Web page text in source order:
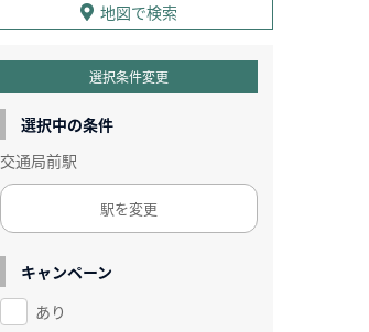
地図で検索
選択条件変更
選択中の条件
交通局前駅
駅を変更
キャンペーン
あり